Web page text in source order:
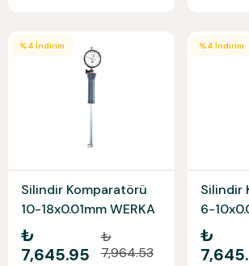
%4 İndirim
Silindir Komparatörü
10-18x0.01mm WERKA
₺
7,645.95
₺
7,964.53
%4 İndirim
Silindir
6-
₺